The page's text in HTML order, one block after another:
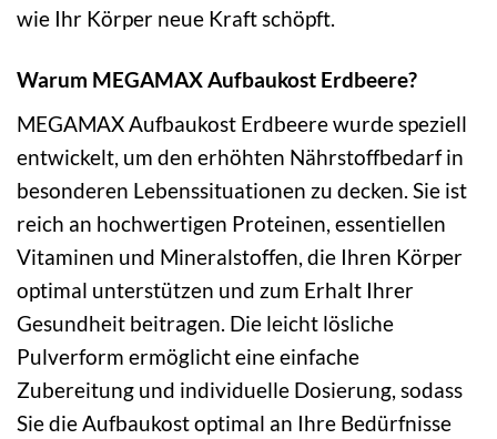
wie Ihr Körper neue Kraft schöpft.
Warum MEGAMAX Aufbaukost Erdbeere?
MEGAMAX Aufbaukost Erdbeere wurde speziell
entwickelt, um den erhöhten Nährstoffbedarf in
besonderen Lebenssituationen zu decken. Sie ist
reich an hochwertigen Proteinen, essentiellen
Vitaminen und Mineralstoffen, die Ihren Körper
optimal unterstützen und zum Erhalt Ihrer
Gesundheit beitragen. Die leicht lösliche
Pulverform ermöglicht eine einfache
Zubereitung und individuelle Dosierung, sodass
Sie die Aufbaukost optimal an Ihre Bedürfnisse